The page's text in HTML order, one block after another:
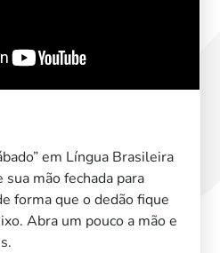
em Língua Brasileira
mão fechada para
forma que o dedão fique
Abra um pouco a mão e